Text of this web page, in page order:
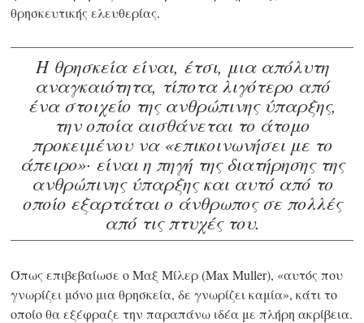
θρησκευτικής ελευθερίας.
Η θρησκεία είναι, έτσι, μια απόλυτη
αναγκαιότητα, τίποτα λιγότερο από
ένα στοιχείο της ανθρώπινης ύπαρξης,
την οποία αισθάνεται το άτομο
προκειμένου να «επικοινωνήσει με το
άπειρο»· είναι η πηγή της διατήρησης της
ανθρώπινης ύπαρξης και αυτό από το
οποίο εξαρτάται ο άνθρωπος σε πολλές
από τις πτυχές του.
Όπως επιβεβαίωσε ο Μαξ Μίλερ (Max Muller), «αυτός που
γνωρίζει μόνο μια θρησκεία, δε γνωρίζει καμία», κάτι το
οποίο θα εξέφραζε την παραπάνω ιδέα με πλήρη ακρίβεια.